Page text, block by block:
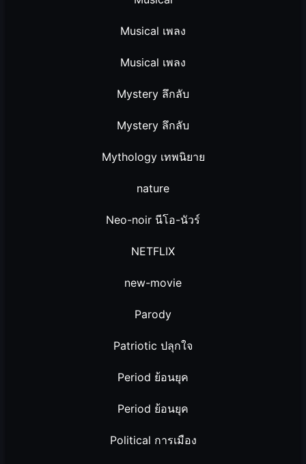
Musical เพลง
Musical เพลง
Mystery ลึกลับ
Mystery ลึกลับ
Mythology เทพนิยาย
nature
Neo-noir นีโอ-นัวร์
NETFLIX
new-movie
Parody
Patriotic ปลุกใจ
Period ย้อนยุค
Period ย้อนยุค
Political การเมือง